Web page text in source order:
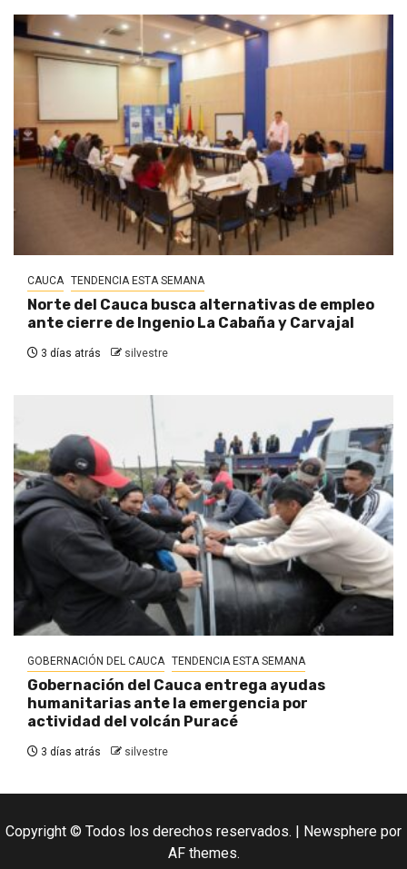
CAUCA TENDENCIA ESTA SEMANA
Norte del Cauca busca alternativas de empleo
ante cierre de Ingenio La Cabaña y Carvajal
3 días atrás silvestre
GOBERNACIÓN DEL CAUCA TENDENCIA ESTA SEMANA
Gobernación del Cauca entrega ayudas
humanitarias ante la emergencia por
actividad del volcán Puracé
3 días atrás silvestre
Copyright © Todos los derechos reservados. | Newsphere por
AF themes.